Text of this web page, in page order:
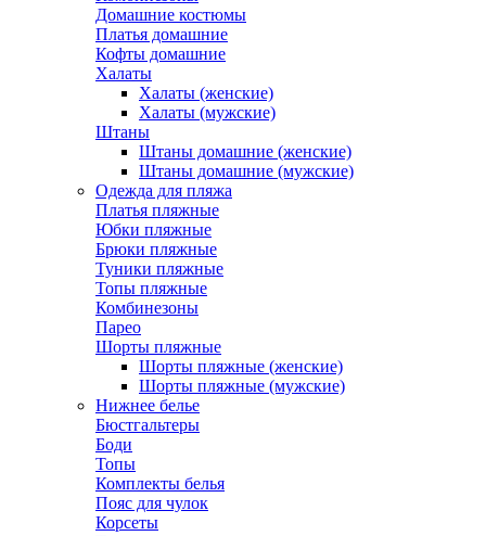
Домашние костюмы
Платья домашние
Кофты домашние
Халаты
Халаты (женские)
Халаты (мужские)
Штаны
Штаны домашние (женские)
Штаны домашние (мужские)
Одежда для пляжа
Платья пляжные
Юбки пляжные
Брюки пляжные
Туники пляжные
Топы пляжные
Комбинезоны
Парео
Шорты пляжные
Шорты пляжные (женские)
Шорты пляжные (мужские)
Нижнее белье
Бюстгальтеры
Боди
Топы
Комплекты белья
Пояс для чулок
Корсеты